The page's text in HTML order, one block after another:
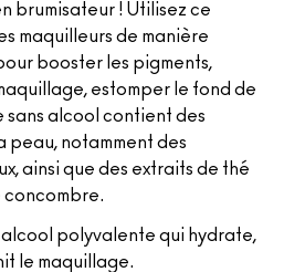
brumisateur ! Utilisez ce
maquilleurs de manière
booster les pigments,
estomper le fond de
alcool contient des
peau, notamment des
ainsi que des extraits de thé
concombre.
alcool polyvalente qui hydrate,
le maquillage.